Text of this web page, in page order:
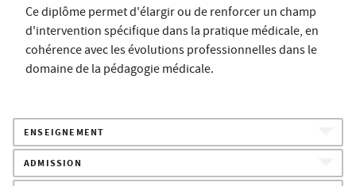
Ce diplôme permet d'élargir ou de renforcer un champ
d'intervention spécifique dans la pratique médicale, en
cohérence avec les évolutions professionnelles dans le
domaine de la pédagogie médicale.
ENSEIGNEMENT
ADMISSION